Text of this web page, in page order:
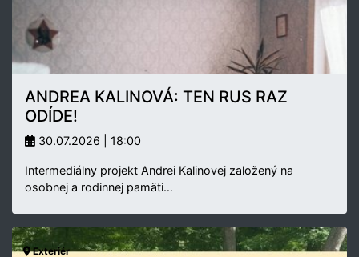
ANDREA KALINOVÁ: TEN RUS RAZ
ODÍDE!
30.07.2026 | 18:00
Intermediálny projekt Andrei Kalinovej založený na
osobnej a rodinnej pamäti…
Exteriér